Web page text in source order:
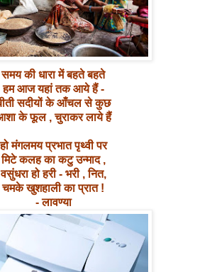
समय की धारा में बहते बहते
हम आज यहां तक आये हैं -
सदीयों के आँचल से कुछ
के फूल , चुराकर लाये हैं
हो मंगलमय प्रभात पृथ्वी पर
मिटे कलह का कटु उन्माद ,
वसुंधरा हो हरी - भरी , नित,
चमके खुशहाली का प्रात !
- लावण्या